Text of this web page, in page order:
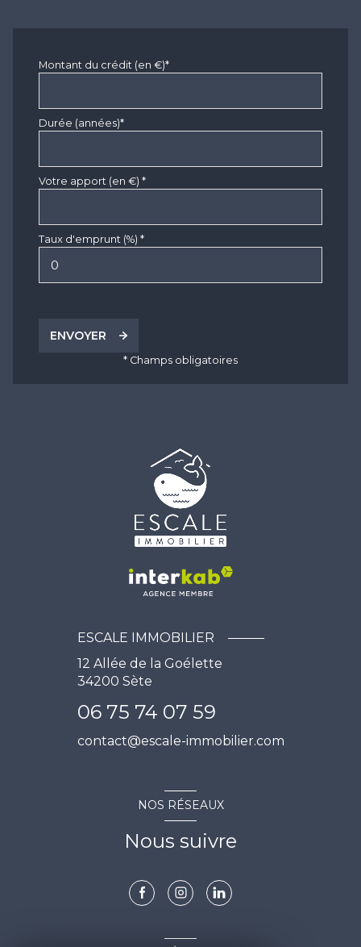
Montant du crédit (en €)*
Durée (années)*
Votre apport (en €) *
Taux d'emprunt (%) *
ENVOYER
* Champs obligatoires
ESCALE IMMOBILIER
12 Allée de la Goélette
34200 Sète
06 75 74 07 59
contact@escale-immobilier.com
NOS RÉSEAUX
Nous suivre